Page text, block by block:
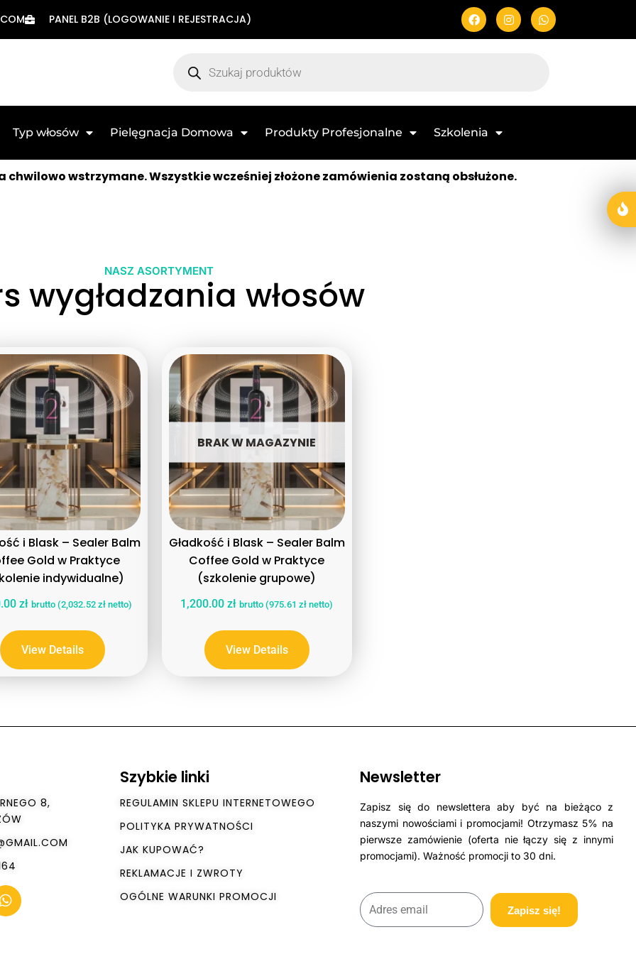
PANEL B2B (LOGOWANIE I REJESTRACJA)
Typ włosów Pielęgnacja Domowa Produkty Profesjonalne Szkolenia
wstrzymane. Wszystkie wcześniej złożone zamówienia zostaną obsłużone.
NASZ ASORTYMENT
wygładzania włosów
i Blask – Sealer Balm
Gold w Praktyce
indywidualne)
zł brutto (2,032.52zł netto)
View Details
BRAK W MAGAZYNIE
Gładkość i Blask – Sealer Balm
Coffee Gold w Praktyce
(szkolenie grupowe)
1,200.00zł brutto (975.61zł netto)
View Details
8,
Szybkie linki
REGULAMIN SKLEPU INTERNETOWEGO
POLITYKA PRYWATNOŚCI
JAK KUPOWAĆ?
REKLAMACJE I ZWROTY
OGÓLNE WARUNKI PROMOCJI
Newsletter
Zapisz się do newslettera aby być na bieżąco z
naszymi nowościami i promocjami! Otrzymasz 5% na
pierwsze zamówienie (oferta nie łączy się z innymi
promocjami). Ważność promocji to 30 dni.
Zapisz się!